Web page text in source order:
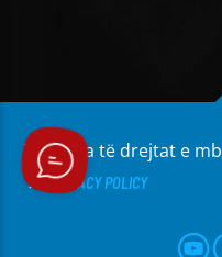
Të gjitha të drejtat e
PRIVACY POLICY